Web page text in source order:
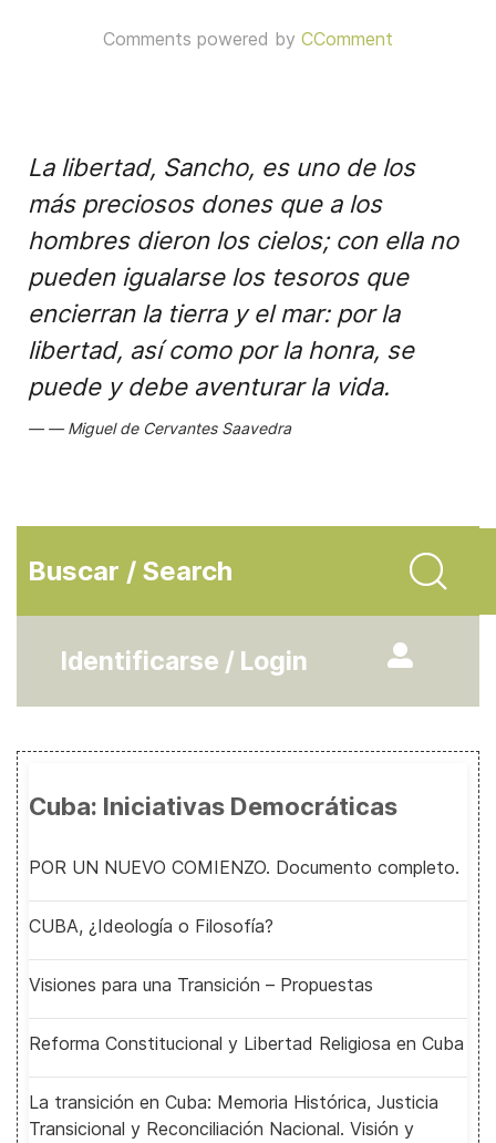
Comments powered by CComment
La libertad, Sancho, es uno de los
más preciosos dones que a los
hombres dieron los cielos; con ella no
pueden igualarse los tesoros que
encierran la tierra y el mar: por la
libertad, así como por la honra, se
puede y debe aventurar la vida.
Miguel de Cervantes Saavedra
Buscar / Search
Identificarse / Login
Cuba: Iniciativas Democráticas
POR UN NUEVO COMIENZO. Documento completo.
CUBA, ¿Ideología o Filosofía?
Visiones para una Transición – Propuestas
Reforma Constitucional y Libertad Religiosa en Cuba
La transición en Cuba: Memoria Histórica, Justicia
Transicional y Reconciliación Nacional. Visión y